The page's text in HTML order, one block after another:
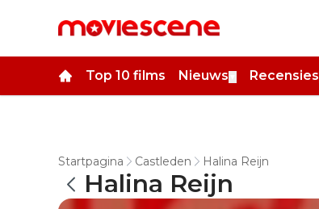
Top 10 films Nieuws Recensies
Startpagina Castleden Halina Reijn
Halina Reijn